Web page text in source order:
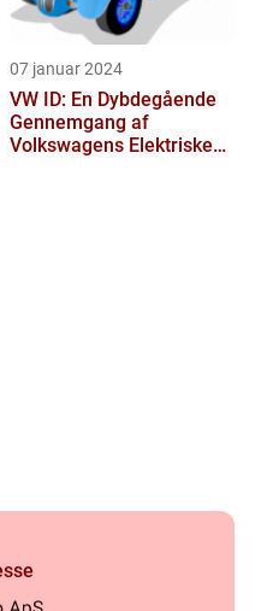
07 januar 2024
VW ID: En Dybdegående
Gennemgang af
Volkswagens Elektriske